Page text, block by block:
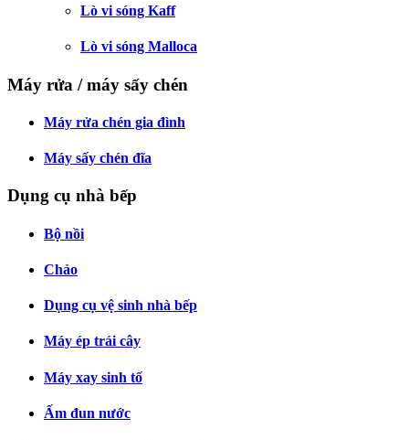
Lò vi sóng Kaff
Lò vi sóng Malloca
Máy rửa / máy sấy chén
Máy rửa chén gia đình
Máy sấy chén đĩa
Dụng cụ nhà bếp
Bộ nồi
Chảo
Dụng cụ vệ sinh nhà bếp
Máy ép trái cây
Máy xay sinh tố
Ấm đun nước